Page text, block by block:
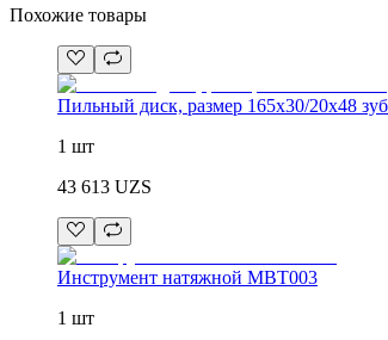
Похожие товары
Пильный диск, размер 165x30/20x48
1 шт
43 613 UZS
Инструмент натяжной MBT003
1 шт